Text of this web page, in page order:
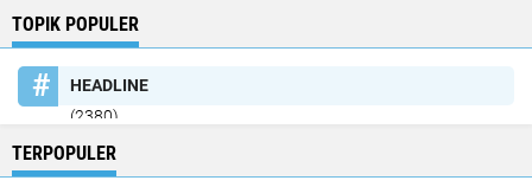
TOPIK POPULER
HEADLINE
(2380)
TERPOPULER